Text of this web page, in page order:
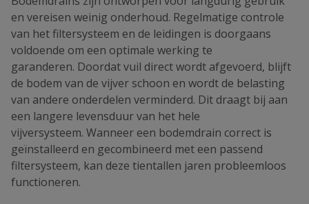
en vereisen weinig onderhoud. Regelmatige controle
van het filtersysteem en de leidingen is doorgaans
voldoende om een optimale werking te
garanderen. Doordat vuil direct wordt afgevoerd, blijft
de bodem van de vijver schoon en wordt de belasting
van andere onderdelen verminderd. Dit draagt bij aan
een langere levensduur van het hele
vijversysteem. Wanneer een bodemdrain correct is
geïnstalleerd en gecombineerd met een passend
filtersysteem, kan deze tientallen jaren probleemloos
functioneren.